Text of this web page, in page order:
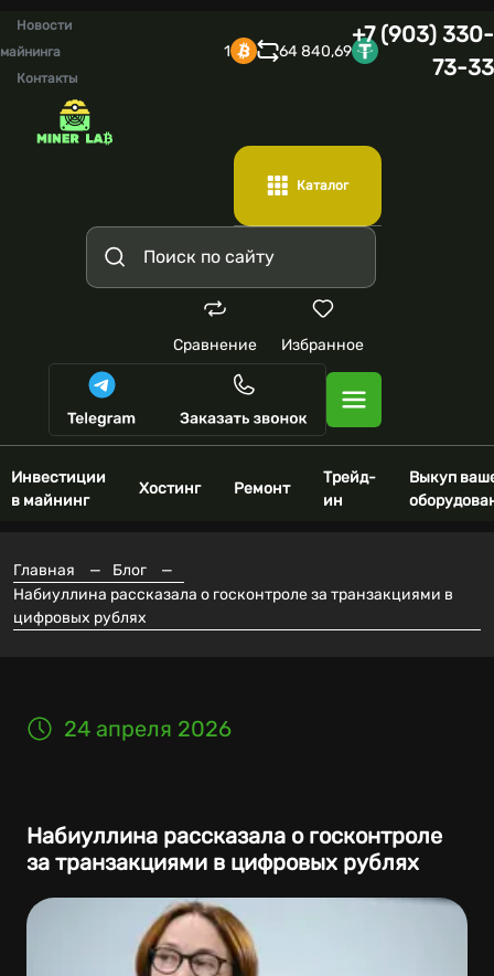
Новости
майнинга
Контакты
1 64 840,69
+7 (903) 330-
73-33
Каталог
Сравнение Избранное
Инвестиции
в майнинг
Хостинг Ремонт
Трейд-
ин
Выкуп
Главная — Блог
—
Набиуллина рассказала о госконтроле за транзакциями в
цифровых рублях
24 апреля 2026
Набиуллина рассказала о госконтроле
за транзакциями в цифровых рублях